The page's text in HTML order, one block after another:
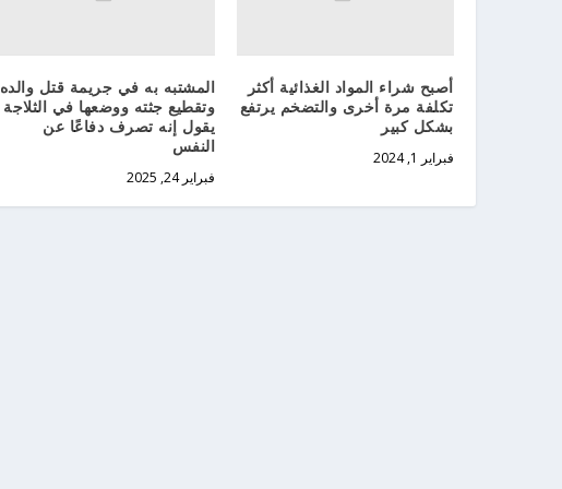
أصبح شراء المواد الغذائية أكثر
تكلفة مرة أخرى والتضخم يرتفع
بشكل كبير
فبراير 1, 2024
المشتبه به في جريمة قتل والده
وتقطيع جثته ووضعها في الثلاجة
يقول إنه تصرف دفاعًا عن
النفس
فبراير 24, 2025